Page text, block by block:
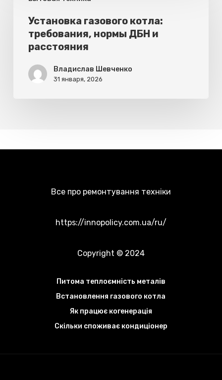
газового
котла:
требования,
нормы
расстояния
Установка газового котла:
требования, нормы ДБН и
расстояния
Владислав Шевченко
31 января, 2026
Все про ремонтування техніки
https://innopolicy.com.ua/ru/
Copyright © 2024
Питома теплоємність металів
Встановлення газового котла
Як працює когенерація
Скільки споживає кондиціонер